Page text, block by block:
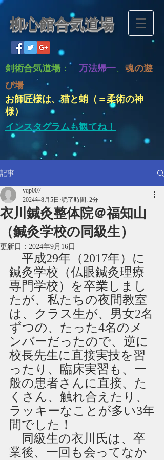
柳心館合気道場
剣術合気道場： 万法帰一、 魂の遊
び場
お師匠様は、猫と蛸（＝柔術の神
様）
インスタグラムも観てね！
記事
衣川鍼灸整体院＠福知山
（鍼灸学校の同級生）
yqp007
2024年8月5日 読了時間: 2分
更新日： 2024年9月16日
平成29年（2017年）に
鍼灸学校（仏眼鍼灸理療
専門学校）を卒業しまし
たが、私たちの夜間教室
は、クラス生が、男女2名
ずつの、たった4名のメ
ンバーだったので、逆に
校長先生に直接実技を習
ったり、臨床実習も、一
般の患者さんに直接、た
くさん、触れ合えたり、
ラッキーなことが多い3年
間でした！
同級生の衣川氏は、卒
業後、一回も会ってなか